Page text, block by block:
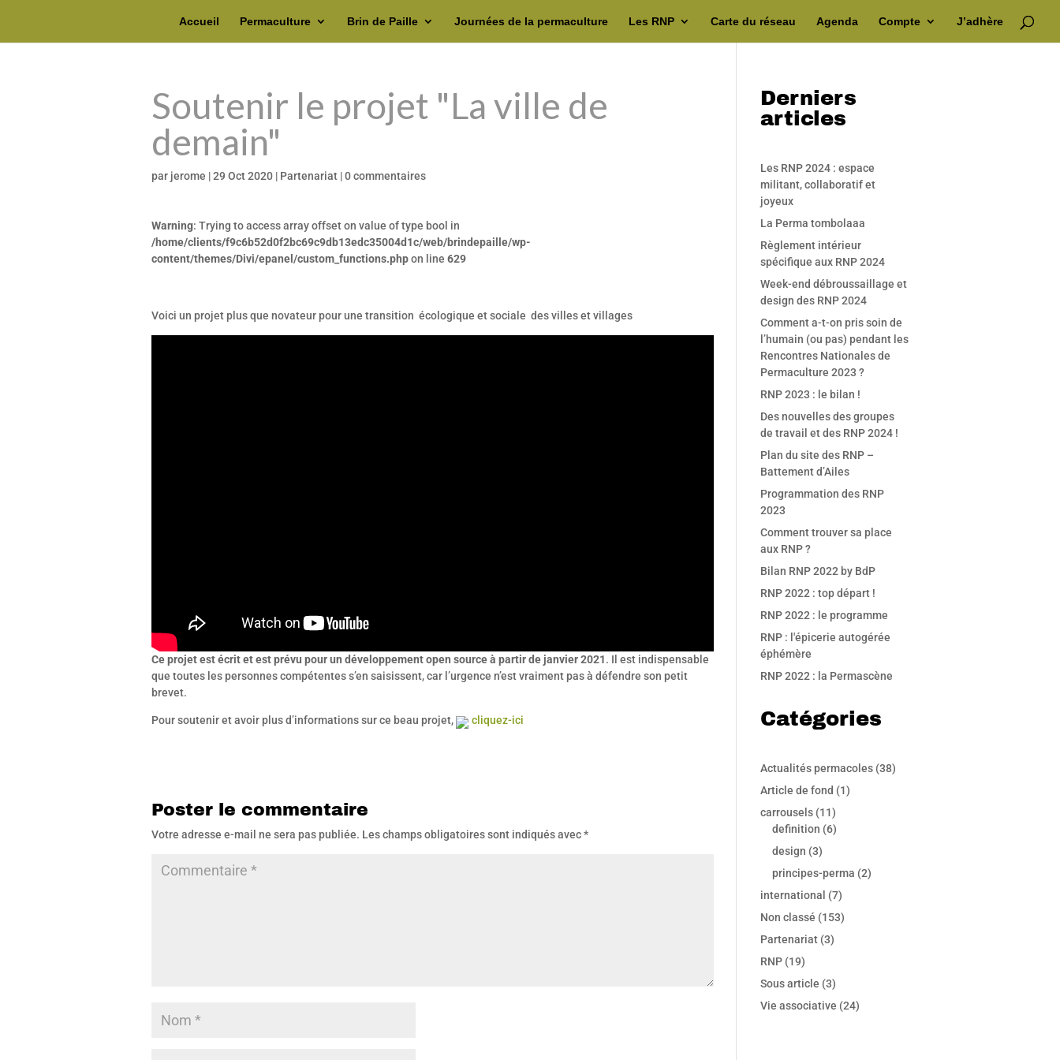
Accueil Permaculture Brin de Paille Journées de la permaculture Les RNP Carte du réseau Agenda Compte J’adhère
Soutenir le projet "La ville de
demain"
par jerome |29 Oct 2020 | Partenariat |0 commentaires
Warning: Trying to access array offset on value of type bool in
/home/clients/f9c6b52d0f2bc69c9db13edc35004d1c/web/brindepaille/wp-
content/themes/Divi/epanel/custom_functions.phpon line 629
Voici un projet plus que novateur pour une transition écologique et sociale des villes et villages
Ce projet est écrit et est prévu pour un développement open source à partir de janvier 2021. Il est indispensable
que toutes les personnes compétentes s’en saisissent, car l’urgence n’est vraiment pas à défendre son petit
brevet.
Pour soutenir et avoir plus d’informations sur ce beau projet, cliquez-ici
Poster le commentaire
Votre adresse e-mail ne sera pas publiée. Les champs obligatoires sont indiqués avec*
Derniers
articles
Les RNP 2024 : espace
militant, collaboratif et
joyeux
La Perma tombolaaa
Règlement intérieur
spécifique aux RNP 2024
Week-end débroussaillage et
design des RNP 2024
Comment a-t-on pris soin de
l’humain (ou pas) pendant les
Rencontres Nationales de
Permaculture 2023 ?
RNP 2023 : le bilan !
Des nouvelles des groupes
de travail et des RNP 2024 !
Plan du site des RNP –
Battement d’Ailes
Programmation des RNP
2023
Comment trouver sa place
aux RNP ?
Bilan RNP 2022 by BdP
RNP 2022 : top départ !
RNP 2022 : le programme
RNP : l'épicerie autogérée
éphémère
RNP 2022 : la Permascène
Catégories
Actualités permacoles(38)
Article de fond (1)
carrousels(11)
definition (6)
design (3)
principes-perma (2)
international (7)
Non classé (153)
Partenariat(3)
RNP(19)
Sous article (3)
Vie associative (24)